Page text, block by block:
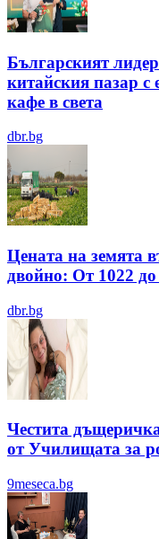
Българският
китайския пазар с
кафе в света
dbr.bg
Цената на земята
двойно: От 1022
dbr.bg
Честита
от Училищата за
9meseca.bg